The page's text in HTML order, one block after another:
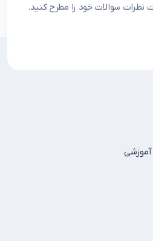
سوالات خود را مطرح کنید.
آموزشی